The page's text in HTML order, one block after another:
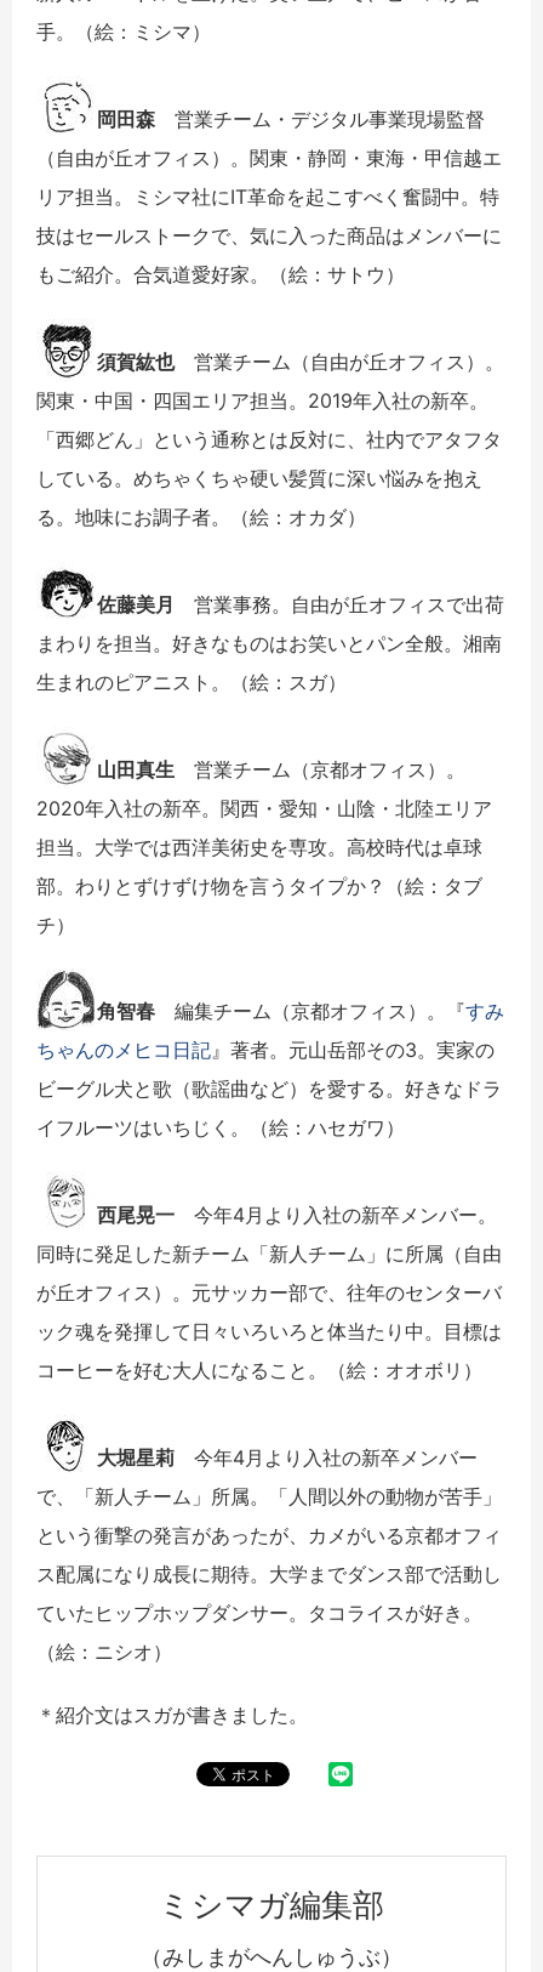
手。（絵：ミシマ）
岡田森 営業チーム・デジタル事業現場監督
（自由が丘オフィス）。関東・静岡・東海・甲信越エ
リア担当。ミシマ社にIT革命を起こすべく奮闘中。特
技はセールストークで、気に入った商品はメンバーに
もご紹介。合気道愛好家。（絵：サトウ）
須賀紘也営業チーム（自由が丘オフィス）。
関東・中国・四国エリア担当。2019年入社の新卒。
「西郷どん」という通称とは反対に、社内でアタフタ
している。めちゃくちゃ硬い髪質に深い悩みを抱え
る。地味にお調子者。（絵：オカダ）
佐藤美月
営業事務。自由が丘オフィスで出荷
まわりを担当。好きなものはお笑いとパン全般。湘南
生まれのピアニスト。（絵：スガ）
山田真生 営業チーム（京都オフィス）。
2020年入社の新卒。関西・愛知・山陰・北陸エリア
担当。大学では西洋美術史を専攻。高校時代は卓球
部。わりとずけずけ物を言うタイプか？（絵：タブ
チ）
角智春 編集チーム（京都オフィス）。『すみ
ちゃんのメヒコ日記』著者。元山岳部その3。実家の
ビーグル犬と歌（歌謡曲など）を愛する。好きなドラ
イフルーツはいちじく。（絵：ハセガワ）
西尾晃一 今年4月より入社の新卒メンバー。
同時に発足した新チーム「新人チーム」に所属（自由
が丘オフィス）。元サッカー部で、往年のセンターバ
ック魂を発揮して日々いろいろと体当たり中。目標は
コーヒーを好む大人になること。（絵：オオボリ）
大堀星莉 今年4月より入社の新卒メンバー
で、「新人チーム」所属。「人間以外の動物が苦手」
という衝撃の発言があったが、カメがいる京都オフィ
ス配属になり成長に期待。大学までダンス部で活動し
ていたヒップホップダンサー。タコライスが好き。
（絵：ニシオ）
＊紹介文はスガが書きました。
ミシマガ編集部
（みしまがへんしゅうぶ）